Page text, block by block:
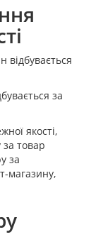
відбувається
за
якості,
товар
за
магазину,